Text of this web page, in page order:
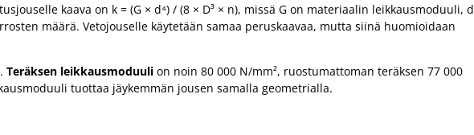
kaava on k = (G × d⁴) / (8 × D³ × n), missä G on materiaalin leikkausmoduuli, d
määrä. Vetojouselle käytetään samaa peruskaavaa, mutta siinä huomioidaan
Teräksen leikkausmoduuli on noin 80 000 N/mm², ruostumattoman teräksen 77 000
tuottaa jäykemmän jousen samalla geometrialla.